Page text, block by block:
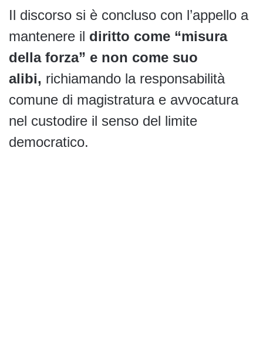
Il discorso si è concluso con l’appello a
mantenere il diritto come “misura
della forza” e non come suo
alibi, richiamando la responsabilità
comune di magistratura e avvocatura
nel custodire il senso del limite
democratico.